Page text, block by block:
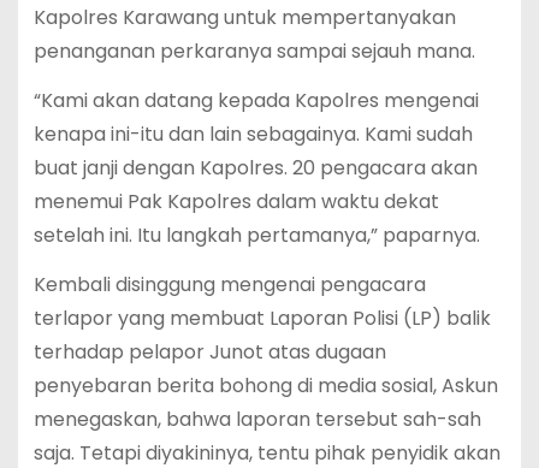
Kapolres Karawang untuk mempertanyakan
penanganan perkaranya sampai sejauh mana.
“Kami akan datang kepada Kapolres mengenai
kenapa ini-itu dan lain sebagainya. Kami sudah
buat janji dengan Kapolres. 20 pengacara akan
menemui Pak Kapolres dalam waktu dekat
setelah ini. Itu langkah pertamanya,” paparnya.
Kembali disinggung mengenai pengacara
terlapor yang membuat Laporan Polisi (LP) balik
terhadap pelapor Junot atas dugaan
penyebaran berita bohong di media sosial, Askun
menegaskan, bahwa laporan tersebut sah-sah
saja. Tetapi diyakininya, tentu pihak penyidik akan